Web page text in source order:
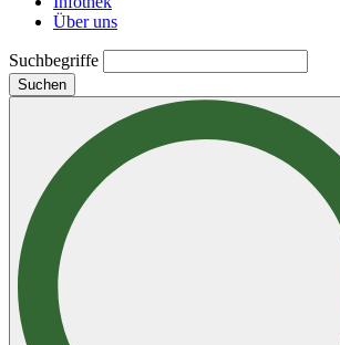
Über uns
Suchbegriffe
Suchen